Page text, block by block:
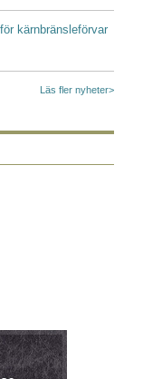
kärnbränsleförvar
Läs fler nyheter>